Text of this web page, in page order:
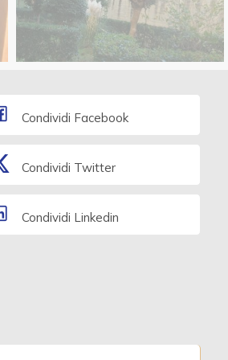
Condividi Facebook
Condividi Twitter
Condividi Linkedin